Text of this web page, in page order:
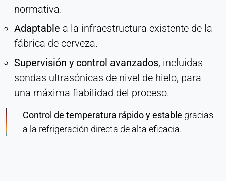
normativa.
Adaptable a la infraestructura existente de la
fábrica de cerveza.
Supervisión y control avanzados, incluidas
sondas ultrasónicas de nivel de hielo, para
una máxima fiabilidad del proceso.
Control de temperatura rápido y estable gracias
a la refrigeración directa de alta eficacia.